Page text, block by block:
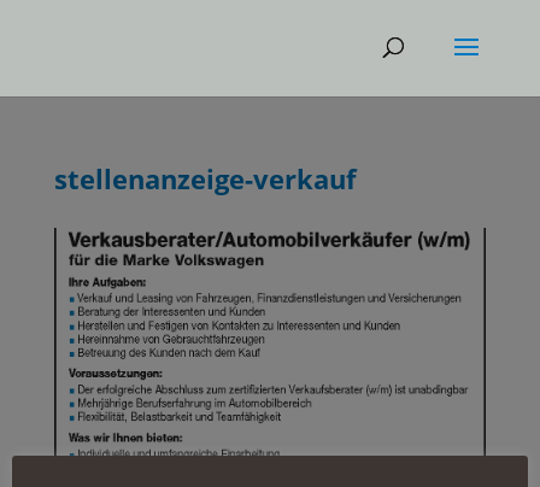
stellenanzeige-verkauf